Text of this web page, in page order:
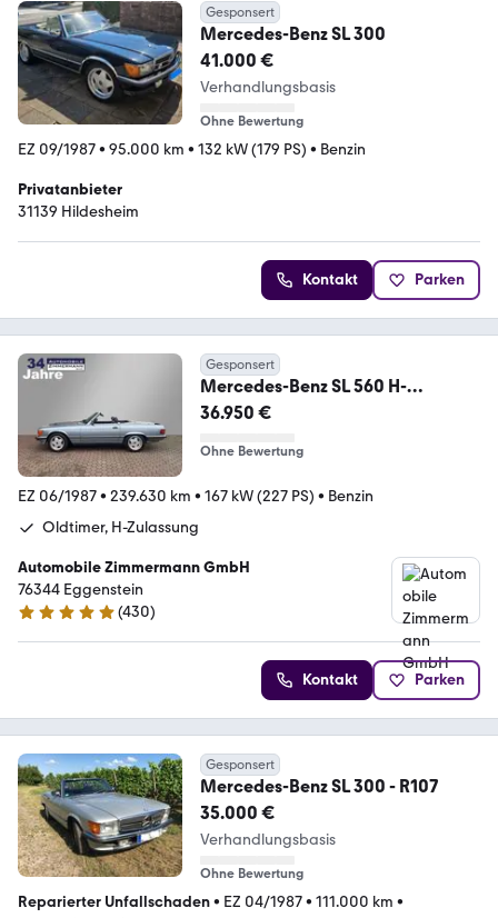
Gesponsert
Mercedes-Benz SL 300
41.000 €
Verhandlungsbasis
Ohne Bewertung
EZ 09/1987• 95.000 km • 132 kW (179 PS) • Benzin
Privatanbieter
31139 Hildesheim
Kontakt Parken
Gesponsert
Mercedes-Benz SL 560 H-
Zulassung *mtl. 345€*
36.950 €
Ohne Bewertung
EZ 06/1987• 239.630 km • 167 kW (227 PS) • Benzin
Oldtimer, H-Zulassung
Automobile Zimmermann GmbH
76344 Eggenstein
4.8 Sterne
(430)
Kontakt Parken
Gesponsert
Mercedes-Benz SL 300 - R107
35.000 €
Verhandlungsbasis
Ohne Bewertung
Reparierter Unfallschaden• EZ 04/1987• 111.000 km •